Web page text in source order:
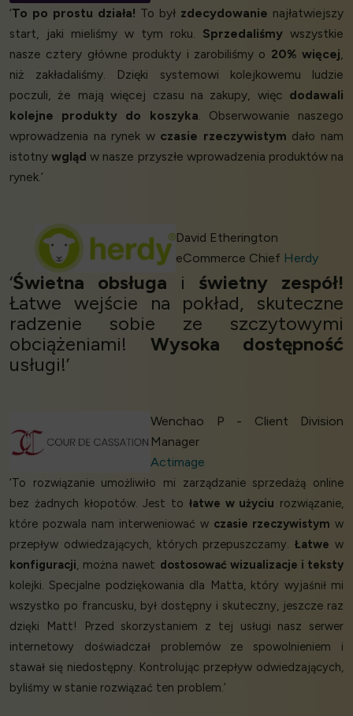
‘To po prostu działa! To był zdecydowanie najłatwiejszy
start, jaki mieliśmy w tym roku. Sprzedaliśmy wszystkie
nasze cztery główne produkty i zarobiliśmy o 20% więcej
niż zakładaliśmy. Dzięki systemowi kolejkowemu ludzie
poczuli, że mają więcej czasu na zakupy, więc dodawali
kolejne produkty do koszyka . Obserwowanie naszego
wprowadzenia na rynek w czasie rzeczywistym dało nam
istotnywgląd w nasze przyszłe wprowadzenia produktów na
rynek.’
David Etherington
eCommerce Chief Herdy
‘Świetna obsługa i świetny zespół!
Łatwe wejście na pokład, skuteczne
radzenie sobie ze szczytowymi
obciążeniami! Wysoka dostępność
usługi!’
Wenchao P - Client Division
Manager
Actimage
‘To rozwiązanie umożliwiło mi zarządzanie sprzedażą online
bez żadnych kłopotów. Jest to łatwe w użyciu rozwiązanie,
które pozwala nam interweniować w czasie rzeczywistym w
przepływ odwiedzających, których przepuszczamy.Łatwe w
konfiguracji, można nawet dostosować wizualizacje i teksty
kolejki. Specjalne podziękowania dla Matta, który wyjaśnił mi
wszystko po francusku, był dostępny i skuteczny, jeszcze raz
dzięki Matt! Przed skorzystaniem z tej usługi nasz serwer
internetowy doświadczał problemów ze spowolnieniem i
stawał się niedostępny. Kontrolując przepływ odwiedzających,
byliśmy w stanie rozwiązać ten problem.’